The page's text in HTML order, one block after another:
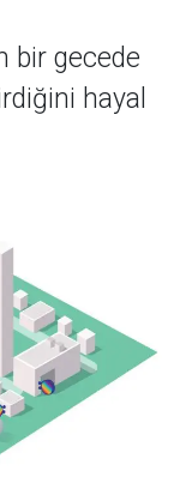
bir gecede
hayal